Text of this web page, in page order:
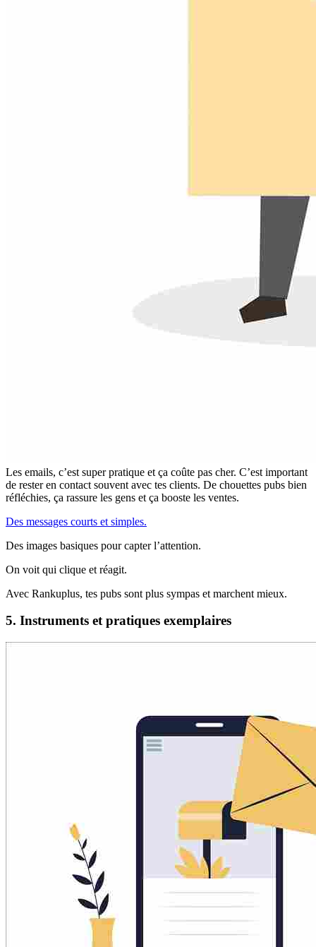
Les emails, c’est super pratique et ça coûte pas cher. C’est important
de rester en contact souvent avec tes clients. De chouettes pubs bien
réfléchies, ça rassure les gens et ça booste les ventes.
Des messages courts et simples.
Des images basiques pour capter l’attention.
On voit qui clique et réagit.
Avec Rankuplus, tes pubs sont plus sympas et marchent mieux.
5. Instruments et pratiques exemplaires